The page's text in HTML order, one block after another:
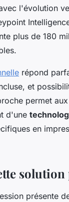
l'évolution
plus de 180
répond
et
permet
d'une
en
solution
présente